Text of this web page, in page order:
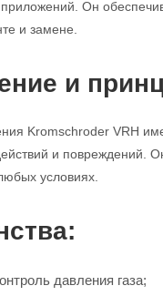
Он
и замене.
и
Kromschroder VRH
и повреждений.
условиях.
давления газа;